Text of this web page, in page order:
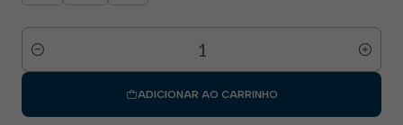
Quantidade
ADICIONAR AO CARRINHO